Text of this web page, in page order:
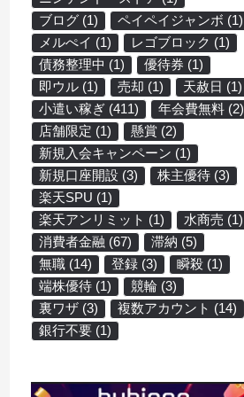
ブログ (1) ペイペイジャンボ (1)
メルぺイ (1) レゴブロック (1)
債務整理中 (1) 優待券 (1)
即ウル (1) 売却 (1) 天赦日 (1)
小遣い稼ぎ (411) 年会費無料 (2)
店舗限定 (1) 懸賞 (2)
新規入会キャンペーン (1)
新規口座開設 (3) 株主優待 (3)
楽天SPU (1)
楽天アンリミット (1) 水商売 (1)
消費者金融 (67) 滞納 (5)
無職 (14) 登録 (3) 瞬殺 (1)
端株優待 (1) 競輪 (3)
裏ワザ (3) 複数アカウント (14)
銀行不要 (1)